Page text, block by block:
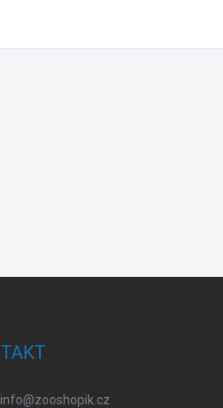
info@zooshopik.cz